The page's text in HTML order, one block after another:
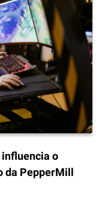
influencia o
da PepperMill